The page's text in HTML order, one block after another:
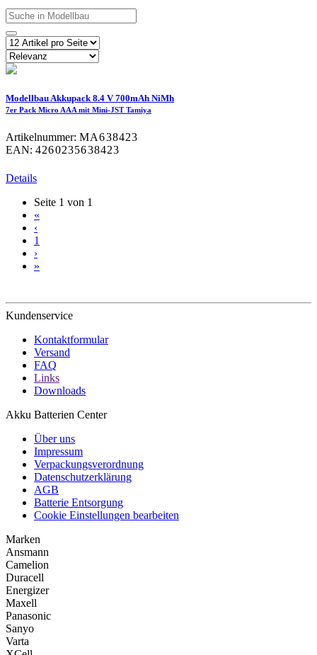
Modellbau Akkupack 8.4 V 700mAh NiMh
7er Pack Micro AAA mit Mini-JST Tamiya
Artikelnummer: MA638423
EAN: 4260235638423
Details
Seite 1 von 1
«
‹
1
›
»
Kundenservice
Kontaktformular
Versand
FAQ
Links
Downloads
Akku Batterien Center
Über uns
Impressum
Verpackungsverordnung
Datenschutzerklärung
AGB
Batterie Entsorgung
Cookie Einstellungen bearbeiten
Marken
Ansmann
Camelion
Duracell
Energizer
Maxell
Panasonic
Sanyo
Varta